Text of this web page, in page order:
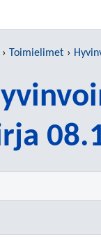
Toimielimet